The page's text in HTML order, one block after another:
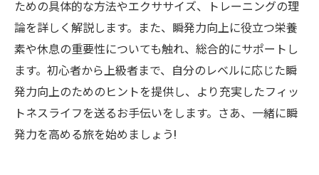
ための具体的な方法やエクササイズ、トレーニングの理
論を詳しく解説します。また、瞬発力向上に役立つ栄養
素や休息の重要性についても触れ、総合的にサポートし
ます。初心者から上級者まで、自分のレベルに応じた瞬
発力向上のためのヒントを提供し、より充実したフィッ
トネスライフを送るお手伝いをします。さあ、一緒に瞬
発力を高める旅を始めましょう!